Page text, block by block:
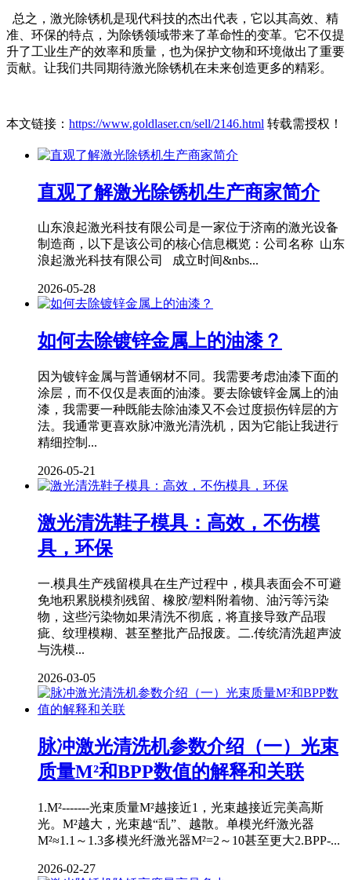
总之，激光除锈机是现代科技的杰出代表，它以其高效、精
准、环保的特点，为除锈领域带来了革命性的变革。它不仅提
升了工业生产的效率和质量，也为保护文物和环境做出了重要
贡献。让我们共同期待激光除锈机在未来创造更多的精彩。
本文链接： https://www.goldlaser.cn/sell/2146.html 转载需授权！
直观了解激光除锈机生产商家简介
山东浪起激光科技有限公司是一家位于济南的激光设备
制造商，以下是该公司的核心信息概览：公司名称 山东
浪起激光科技有限公司 成立时间&nbs...
2026-05-28
如何去除镀锌金属上的油漆？
因为镀锌金属与普通钢材不同。我需要考虑油漆下面的
涂层，而不仅仅是表面的油漆。要去除镀锌金属上的油
漆，我需要一种既能去除油漆又不会过度损伤锌层的方
法。我通常更喜欢脉冲激光清洗机，因为它能让我进行
精细控制...
2026-05-21
激光清洗鞋子模具：高效，不伤模
具，环保
一.模具生产残留模具在生产过程中，模具表面会不可避
免地积累脱模剂残留、橡胶/塑料附着物、油污等污染
物，这些污染物如果清洗不彻底，将直接导致产品瑕
疵、纹理模糊、甚至整批产品报废。二.传统清洗超声波
与洗模...
2026-03-05
脉冲激光清洗机参数介绍（一）光束
质量M²和BPP数值的解释和关联
1.M²-------光束质量M²越接近1，光束越接近完美高斯
光。M²越大，光束越“乱”、越散。单模光纤激光器
M²≈1.1～1.3多模光纤激光器M²=2～10甚至更大2.BPP-...
2026-02-27